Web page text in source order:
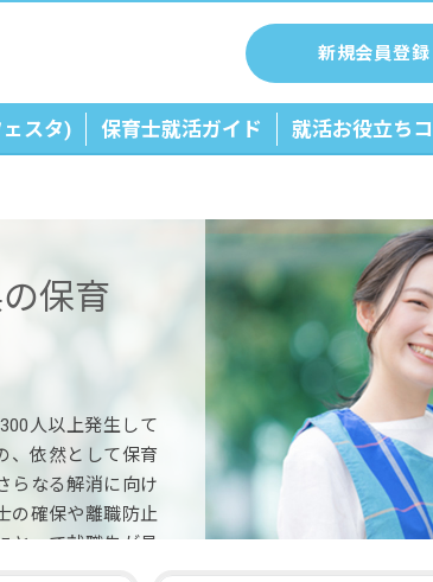
新規会員登録
スタ) 保育士就活ガイド 就活お役立ち
保育
人以上発生して
、依然として保育
らなる解消に向け
の確保や離職防止
とって就職先が見